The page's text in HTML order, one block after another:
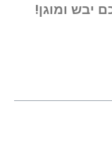
יבש ומוגן!